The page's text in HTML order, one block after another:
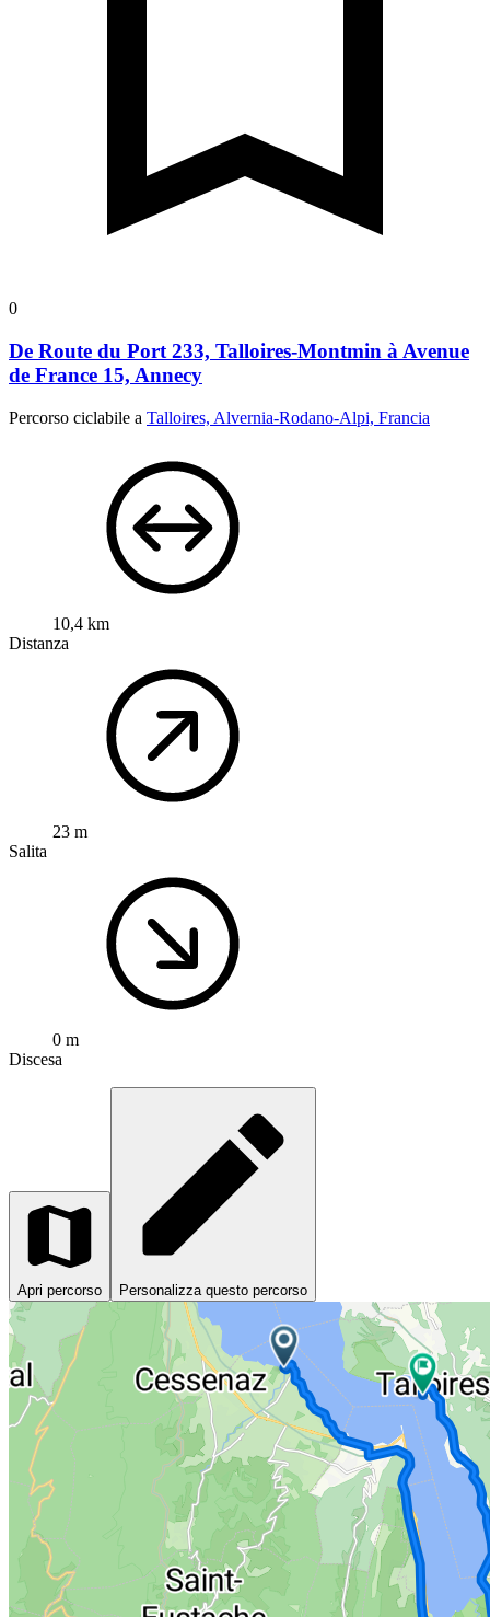
0
De Route du Port 233, Talloires-Montmin à Avenue
de France 15, Annecy
Percorso ciclabile a Talloires, Alvernia-Rodano-Alpi, Francia
10,4 km
Distanza
23 m
Salita
0 m
Discesa
Apri percorso Personalizza questo percorso